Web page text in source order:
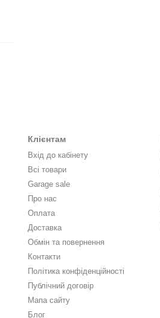
Клієнтам
Вхід до кабінету
Всі товари
Garage sale
Про нас
Оплата
Доставка
Обмін та повернення
Контакти
Політика конфіденційності
Публічний договір
Мапа сайту
Блог